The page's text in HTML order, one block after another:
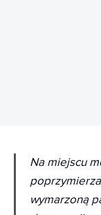
Na miejscu
wymarzoną